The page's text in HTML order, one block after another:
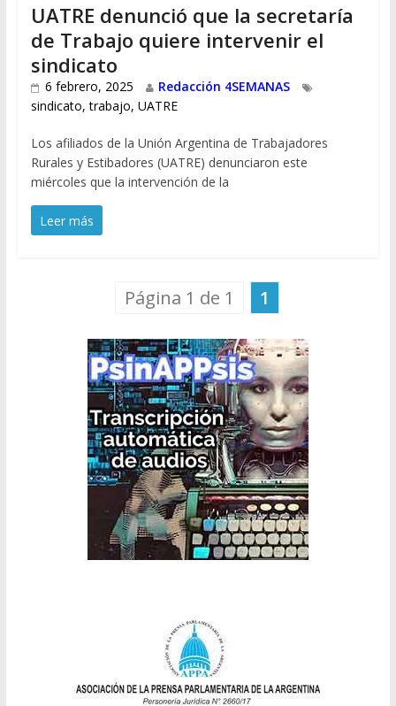
UATRE denunció que la secretaría
de Trabajo quiere intervenir el
sindicato
6 febrero, 2025
Redacción 4SEMANAS
sindicato,trabajo, UATRE
Los afiliados de la Unión Argentina de Trabajadores
Rurales y Estibadores (UATRE) denunciaron este
miércoles que la intervención de la
Leer más
Página 1 de 1 1